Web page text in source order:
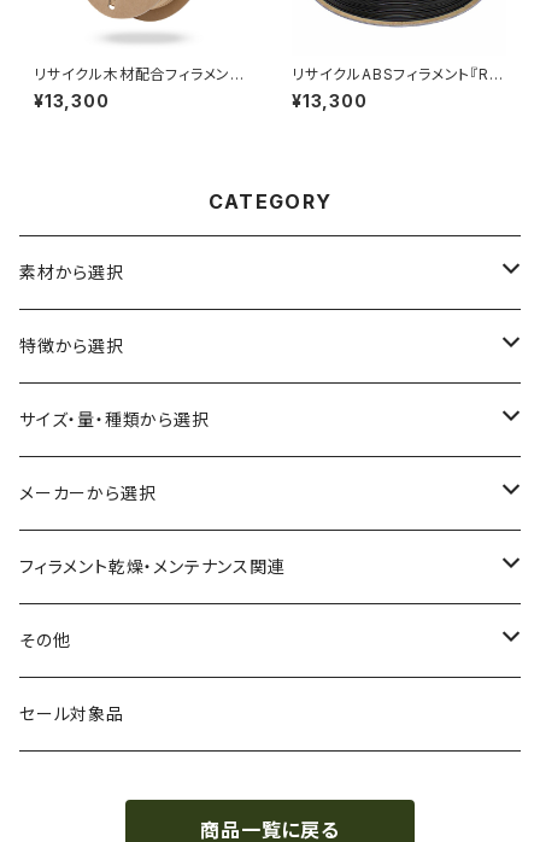
リサイクル木材配合フィラメント
『WoodFill』
¥13,300
リサイクルABSフィラメント『Re
Form rTitan』
¥13,300
CATEGORY
素材から選択
ABS
ASA（アクリル・スチレン・アクリロニトリル）
CA（セルロース アセテート）
CPE（コポリエステル）
HIPS（スチレン系樹脂）
HTPLA
特徴から選択
食品対応
導電性
磁性
絶縁性
静電気放電（ESD）
サイズ・量・種類から選択
お試し用少量サンプル
フィラメント径：1.75mm
フィラメント径：2.85mm
スプール単位
メーカーから選択
3D BROOKLYN
3DFuel
3DLAC
フィラメント乾燥・メンテナンス関連
フィラメント乾燥機
クリーニング
その他
交換用スプール
セール対象品
商品一覧に戻る